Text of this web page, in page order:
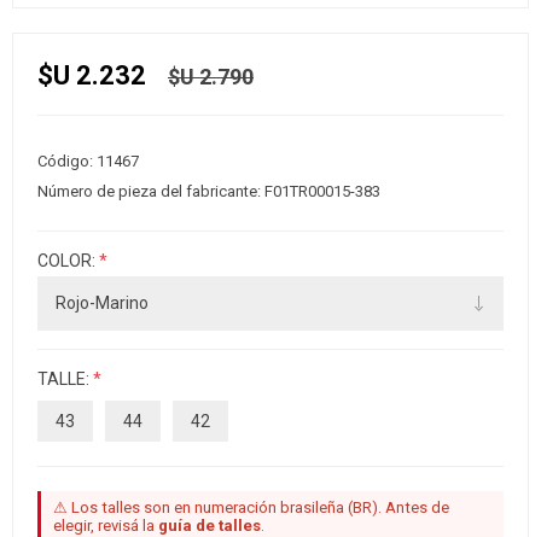
$U 2.232 $U 2.790
Código: 11467
Número de pieza del fabricante: F01TR00015-383
COLOR: *
TALLE: *
43 44 42
⚠ Los talles son en numeración brasileña (BR). Antes de
elegir, revisá la guía de talles.